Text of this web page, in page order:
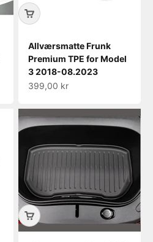
Allværsmatte Frunk
Premium TPE for Model
3 2018-08.2023
Salgspris
399,00 kr